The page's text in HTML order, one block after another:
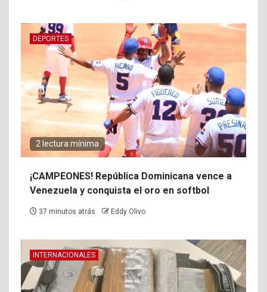
DEPORTES
2 lectura mínima
¡CAMPEONES! República Dominicana vence a
Venezuela y conquista el oro en softbol
37 minutos atrás Eddy Olivo
INTERNACIONALES